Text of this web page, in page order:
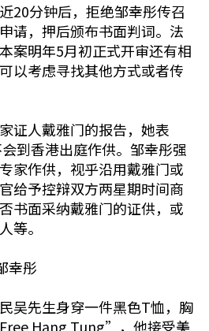
20分钟后，拒绝邹幸彤传召
请，押后颁布书面判词。法
案明年5月初正式开审还有相
以考虑寻找其他方式或者传
证人戴雅门的报告，她表
到香港出庭作供。邹幸彤强
家作供，视乎沿用戴雅门或
给予控辩双方两星期时间商
书面采纳戴雅门的证供，或
等。
幸彤
吴先生身穿一件黑色T恤，胸
Hang Tung”，他接受美